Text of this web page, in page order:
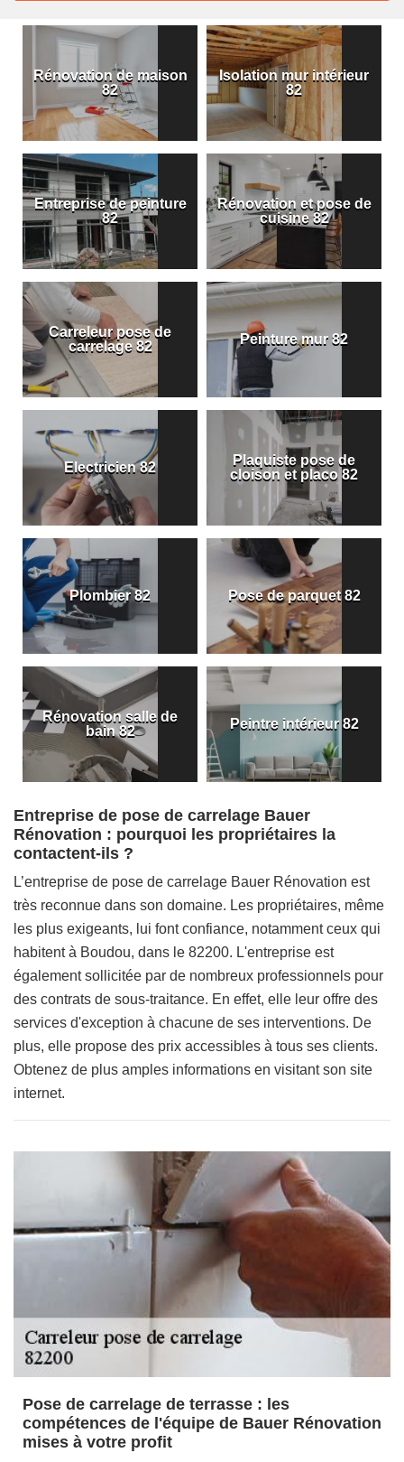
Rénovation de maison
82
Isolation mur intérieur
82
Entreprise de peinture
82
Rénovation et pose de
cuisine 82
Carreleur pose de
carrelage 82
Peinture mur 82
Electricien 82
Plaquiste pose de
cloison et placo 82
Plombier 82 Pose de parquet 82
Rénovation salle de
bain 82
Peintre intérieur 82
Entreprise de pose de carrelage Bauer
Rénovation : pourquoi les propriétaires la
contactent-ils ?
L’entreprise de pose de carrelage Bauer Rénovation est
très reconnue dans son domaine. Les propriétaires, même
les plus exigeants, lui font confiance, notamment ceux qui
habitent à Boudou, dans le 82200. L'entreprise est
également sollicitée par de nombreux professionnels pour
des contrats de sous-traitance. En effet, elle leur offre des
services d'exception à chacune de ses interventions. De
plus, elle propose des prix accessibles à tous ses clients.
Obtenez de plus amples informations en visitant son site
internet.
Pose de carrelage de terrasse : les
compétences de l'équipe de Bauer Rénovation
mises à votre profit